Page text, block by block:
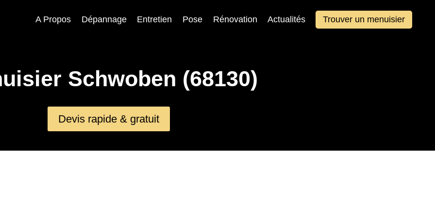
A Propos Dépannage Entretien Pose Rénovation Actualités Trouver un menuisier
Schwoben (68130)
Devis rapide & gratuit